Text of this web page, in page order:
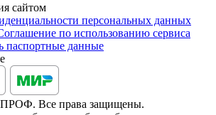
сайтом
персональных данных
по использованию сервиса
паспортные данные
Все права защищены.